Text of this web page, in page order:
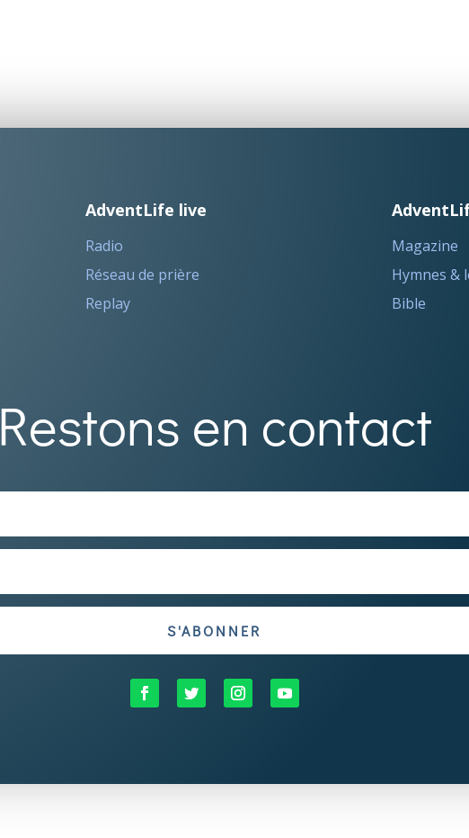
AdventLife live
Radio
Réseau de prière
Replay
Magazine
Hymnes &
Bible
Restons en contact
S'ABONNER